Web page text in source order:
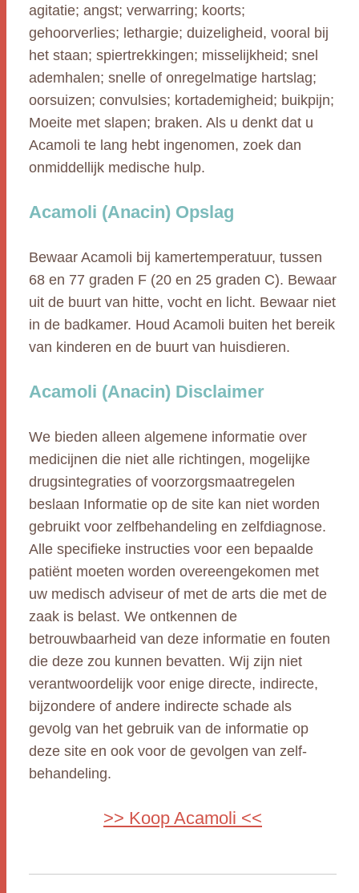
agitatie; angst; verwarring; koorts;
gehoorverlies; lethargie; duizeligheid, vooral bij
het staan; spiertrekkingen; misselijkheid; snel
ademhalen; snelle of onregelmatige hartslag;
oorsuizen; convulsies; kortademigheid; buikpijn;
Moeite met slapen; braken. Als u denkt dat u
Acamoli te lang hebt ingenomen, zoek dan
onmiddellijk medische hulp.
Acamoli (Anacin) Opslag
Bewaar Acamoli bij kamertemperatuur, tussen
68 en 77 graden F (20 en 25 graden C). Bewaar
uit de buurt van hitte, vocht en licht. Bewaar niet
in de badkamer. Houd Acamoli buiten het bereik
van kinderen en de buurt van huisdieren.
Acamoli (Anacin) Disclaimer
We bieden alleen algemene informatie over
medicijnen die niet alle richtingen, mogelijke
drugsintegraties of voorzorgsmaatregelen
beslaan Informatie op de site kan niet worden
gebruikt voor zelfbehandeling en zelfdiagnose.
Alle specifieke instructies voor een bepaalde
patiënt moeten worden overeengekomen met
uw medisch adviseur of met de arts die met de
zaak is belast. We ontkennen de
betrouwbaarheid van deze informatie en fouten
die deze zou kunnen bevatten. Wij zijn niet
verantwoordelijk voor enige directe, indirecte,
bijzondere of andere indirecte schade als
gevolg van het gebruik van de informatie op
deze site en ook voor de gevolgen van zelf-
behandeling.
>> Koop Acamoli <<